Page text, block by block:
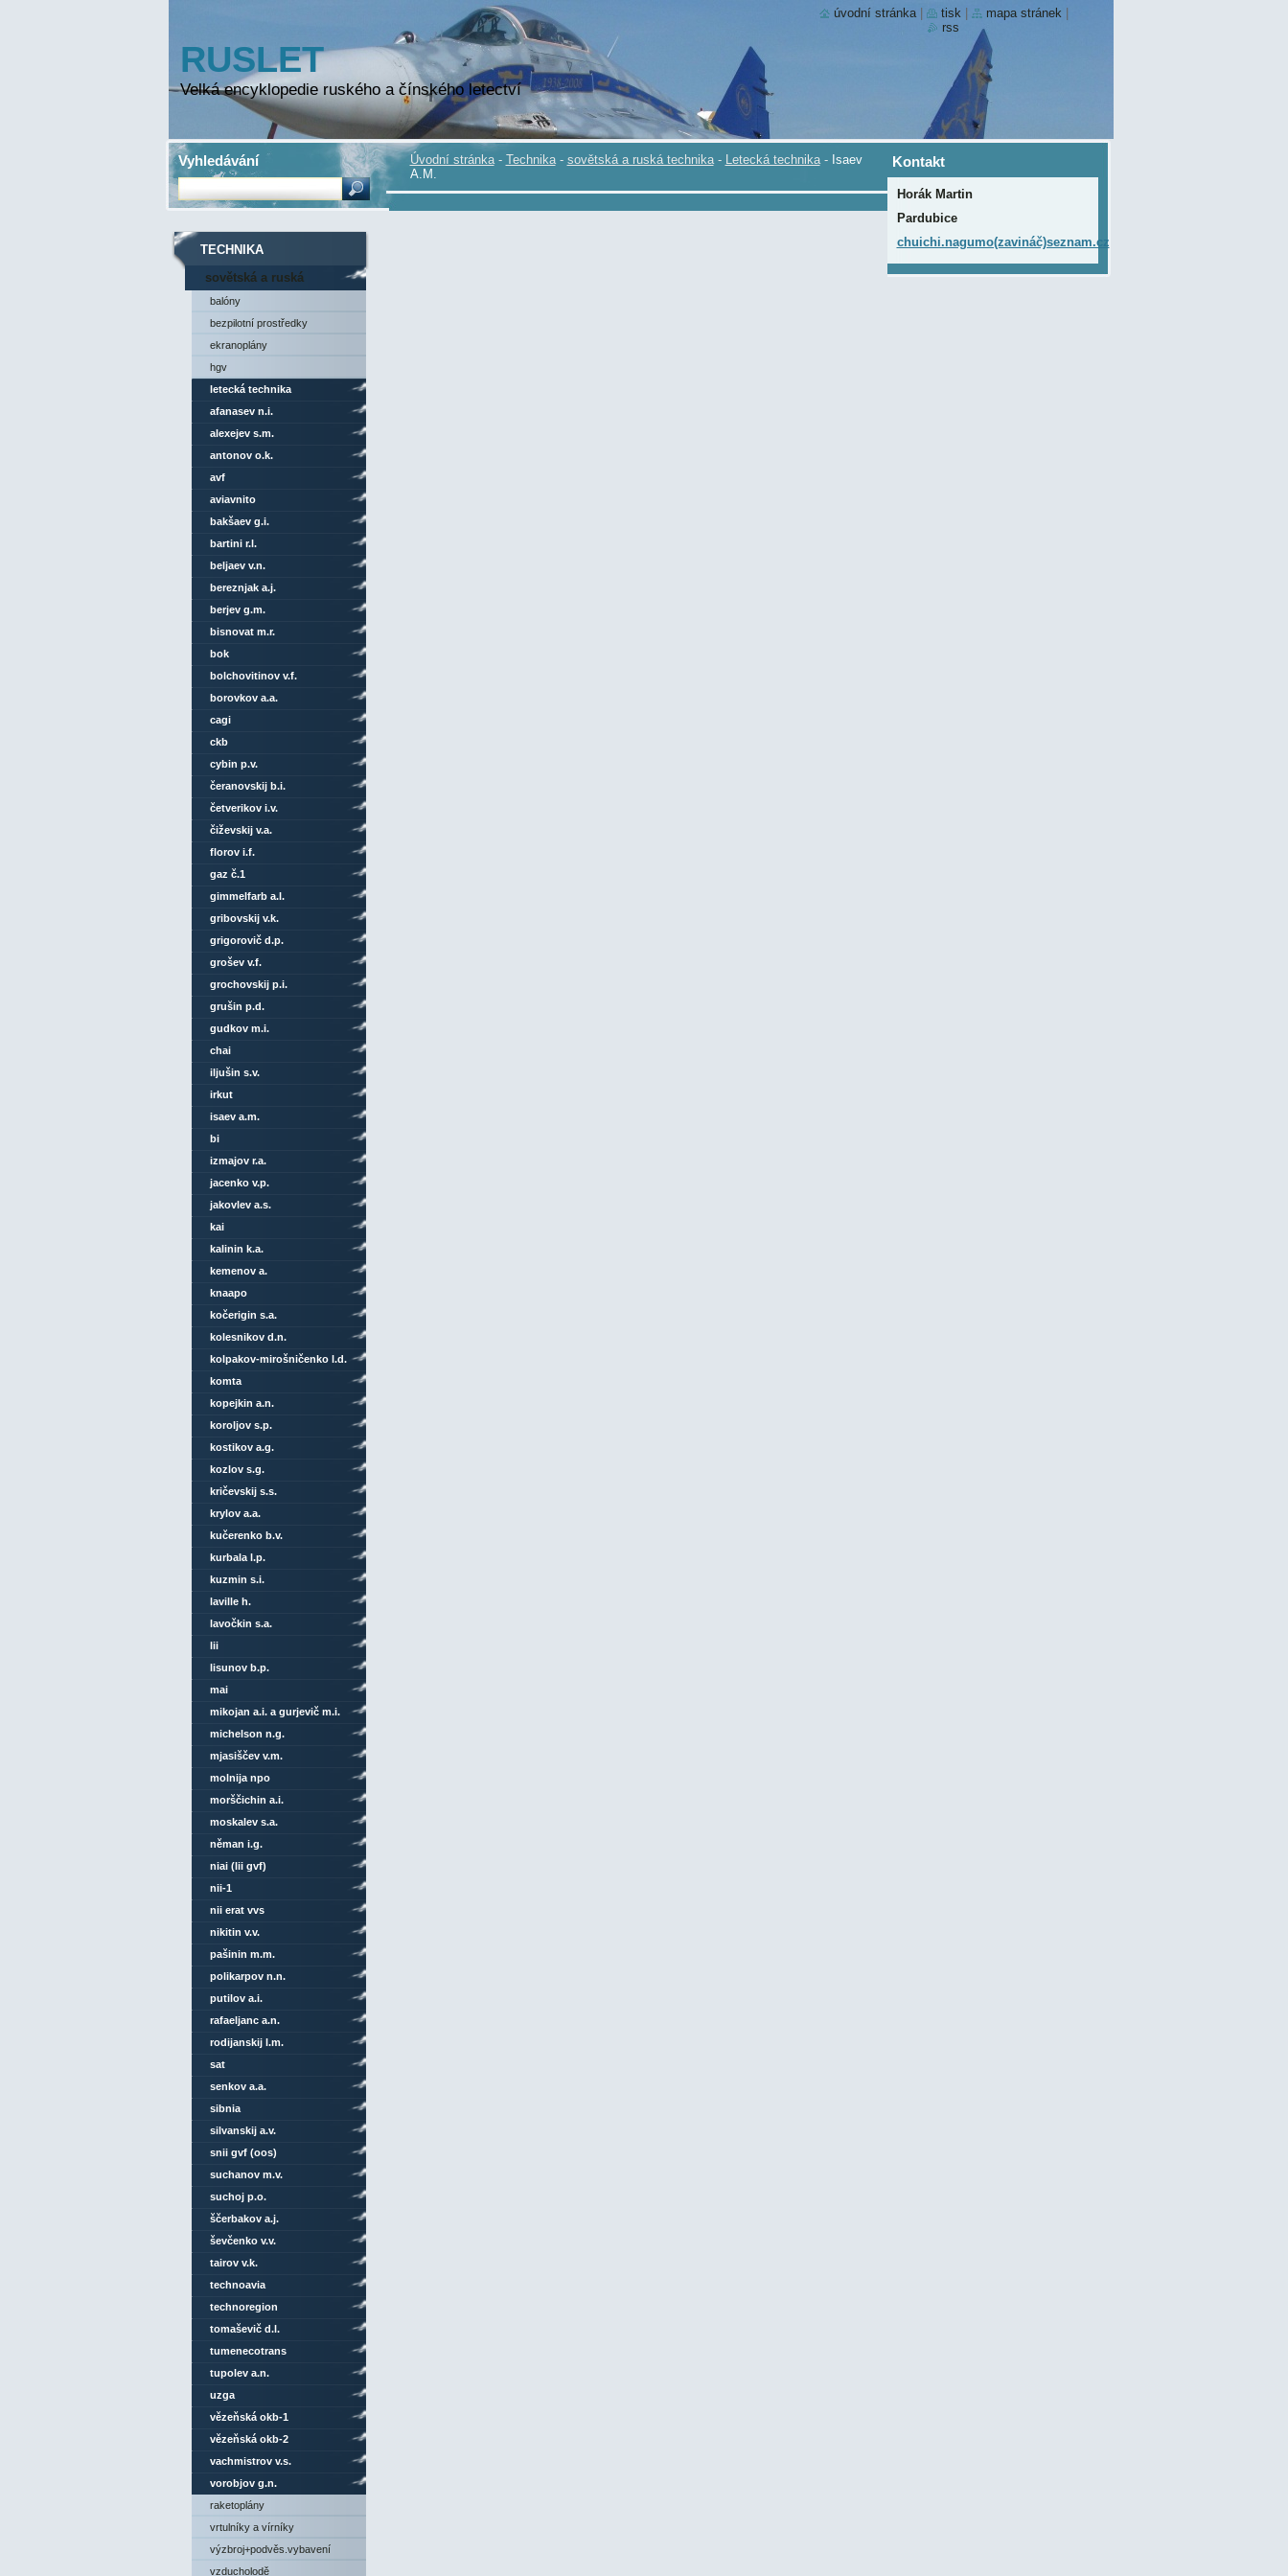
RUSLET
Velká encyklopedie ruského a čínského letectví
Úvodní stránka - Technika - sovětská a ruská technika - Letecká technika - Isaev
A.M.
TECHNIKA
sovětská a ruská
technika
balóny
bezpilotní prostředky
ekranoplány
hgv
letecká technika
afanasev n.i.
alexejev s.m.
antonov o.k.
avf
aviavnito
bakšaev g.i.
bartini r.l.
beljaev v.n.
bereznjak a.j.
berjev g.m.
bisnovat m.r.
bok
bolchovitinov v.f.
borovkov a.a.
cagi
ckb
cybin p.v.
čeranovskij b.i.
četverikov i.v.
čiževskij v.a.
florov i.f.
gaz č.1
gimmelfarb a.l.
gribovskij v.k.
grigorovič d.p.
grošev v.f.
grochovskij p.i.
grušin p.d.
gudkov m.i.
chai
iljušin s.v.
irkut
isaev a.m.
bi
izmajov r.a.
jacenko v.p.
jakovlev a.s.
kai
kalinin k.a.
kemenov a.
knaapo
kočerigin s.a.
kolesnikov d.n.
kolpakov-mirošničenko l.d.
komta
kopejkin a.n.
koroljov s.p.
kostikov a.g.
kozlov s.g.
kričevskij s.s.
krylov a.a.
kučerenko b.v.
kurbala l.p.
kuzmin s.i.
laville h.
lavočkin s.a.
lii
lisunov b.p.
mai
mikojan a.i. a gurjevič m.i.
michelson n.g.
mjasiščev v.m.
molnija npo
morščichin a.i.
moskalev s.a.
něman i.g.
niai (lii gvf)
nii-1
nii erat vvs
nikitin v.v.
pašinin m.m.
polikarpov n.n.
putilov a.i.
rafaeljanc a.n.
rodijanskij l.m.
sat
senkov a.a.
sibnia
silvanskij a.v.
snii gvf (oos)
suchanov m.v.
suchoj p.o.
ščerbakov a.j.
ševčenko v.v.
tairov v.k.
technoavia
technoregion
tomaševič d.l.
tumenecotrans
tupolev a.n.
uzga
vězeňská okb-1
vězeňská okb-2
vachmistrov v.s.
vorobjov g.n.
raketoplány
vrtulníky a vírníky
výzbroj+podvěs.vybavení
vzducholodě
Kontakt
Horák Martin
Pardubice
chuichi.nagumo(zavináč)seznam.cz
Vyhledávání
úvodní stránka tisk mapa stránek
rss